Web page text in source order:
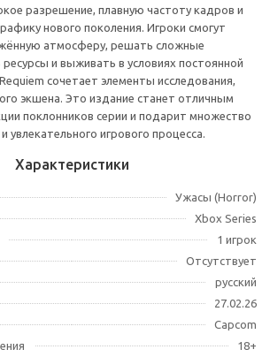
разрешение, плавную частоту кадров и
нового поколения. Игроки смогут
атмосферу, решать сложные
и выживать в условиях постоянной
сочетает элементы исследования,
экшена. Это издание станет отличным
поклонников серии и подарит множество
увлекательного игрового процесса.
Характеристики
Ужасы (Horror)
Xbox Series
1 игрок
Отсутствует
русский
27.02.26
Capcom
18+